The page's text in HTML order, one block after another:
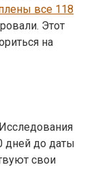
все 118
Этот
на
дней до даты
свои